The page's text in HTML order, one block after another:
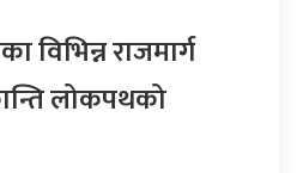
विभिन्न राजमार्ग
लोकपथको